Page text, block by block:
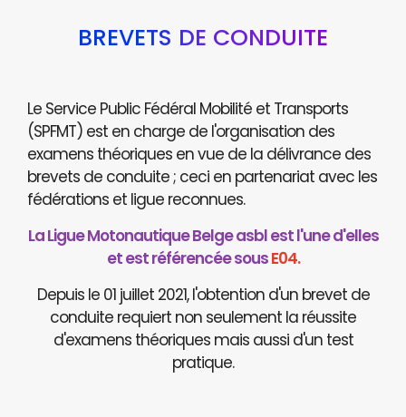
BREVETS DE CONDUITE
Le Service Public Fédéral Mobilité et Transports
(SPFMT) est en charge de l'organisation des
examens théoriques en vue de la délivrance des
brevets de conduite ; ceci en partenariat avec les
fédérations et ligue reconnues.
La Ligue Motonautique Belge asbl est l'une d'elles
et est référencée sousE04.
Depuis le 01 juillet 2021, l'obtention d'un brevet de
conduite requiert non seulement la réussite
d'examens théoriques mais aussi d'un test
pratique.